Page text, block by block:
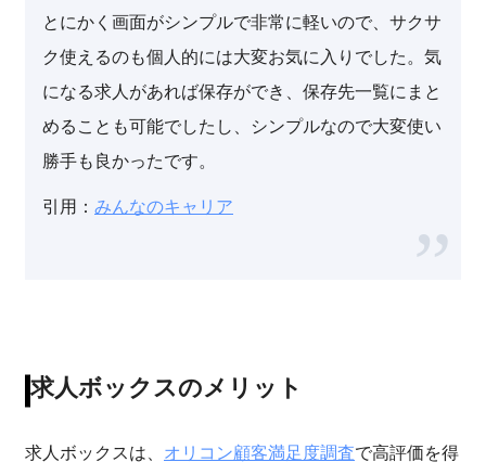
とにかく画面がシンプルで非常に軽いので、サクサ
ク使えるのも個人的には大変お気に入りでした。気
になる求人があれば保存ができ、保存先一覧にまと
めることも可能でしたし、シンプルなので大変使い
勝手も良かったです。
引用： みんなのキャリア
求人ボックスのメリット
求人ボックスは、 オリコン顧客満足度調査で高評価を得